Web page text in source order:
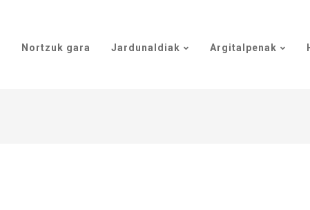
Nortzuk gara Jardunaldiak Argitalpenak